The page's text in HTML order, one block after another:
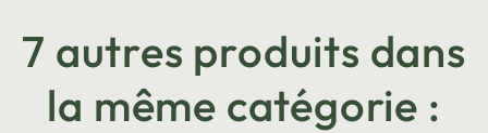
7 autres produits dans
la même catégorie :